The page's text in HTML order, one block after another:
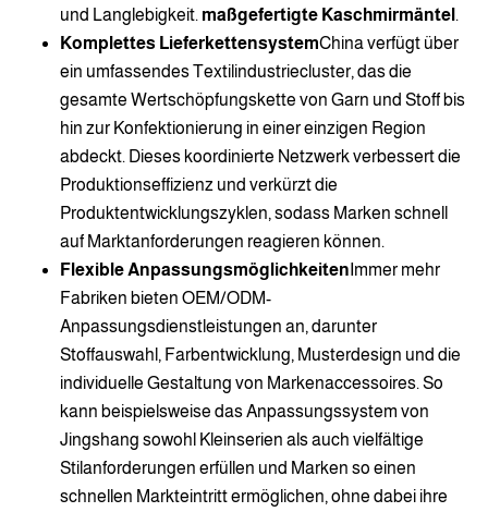
und Langlebigkeit. maßgefertigte Kaschmirmäntel .
Komplettes LieferkettensystemChina verfügt über
ein umfassendes Textilindustriecluster, das die
gesamte Wertschöpfungskette von Garn und Stoff bis
hin zur Konfektionierung in einer einzigen Region
abdeckt. Dieses koordinierte Netzwerk verbessert die
Produktionseffizienz und verkürzt die
Produktentwicklungszyklen, sodass Marken schnell
auf Marktanforderungen reagieren können.
Flexible Anpassungsmöglichkeiten Immer mehr
Fabriken bieten OEM/ODM-
Anpassungsdienstleistungen an, darunter
Stoffauswahl, Farbentwicklung, Musterdesign und die
individuelle Gestaltung von Markenaccessoires. So
kann beispielsweise das Anpassungssystem von
Jingshang sowohl Kleinserien als auch vielfältige
Stilanforderungen erfüllen und Marken so einen
schnellen Markteintritt ermöglichen, ohne dabei ihre